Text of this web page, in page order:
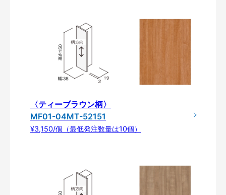
〈ティーブラウン柄〉
MF01-04MT-52151
¥3,150/個（最低発注数量は10個）